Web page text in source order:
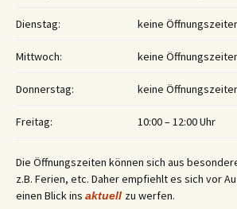
Dienstag: keine
Mittwoch: keine
Donnerstag: keine
Freitag: 10:00 – 12:00 Uhr
Die Öffnungszeiten können sich aus
z.B. Ferien, etc. Daher empfiehlt es sich vor
einen Blick ins aktuell zu werfen.